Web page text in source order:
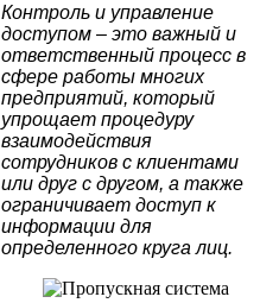
Контроль и управление
доступом – это важный и
ответственный процесс в
сфере работы многих
предприятий, который
упрощает процедуру
взаимодействия
сотрудников с клиентами
или друг с другом, а также
ограничивает доступ к
информации для
определенного круга лиц.